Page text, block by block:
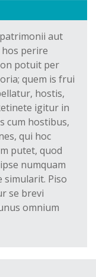
aut
perire
potuit per
quem is frui
hostis,
igitur in
cum hostibus,
qui hoc
putet, quod
numquam
simularit. Piso
se brevi
omnium